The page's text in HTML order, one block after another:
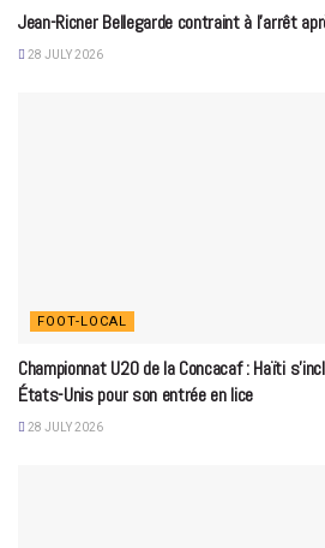
Jean-Ricner Bellegarde contraint à l’arrêt
28 JULY 2026
FOOT-LOCAL
Championnat U20 de la Concacaf : Haïti
États-Unis pour son entrée en lice
28 JULY 2026